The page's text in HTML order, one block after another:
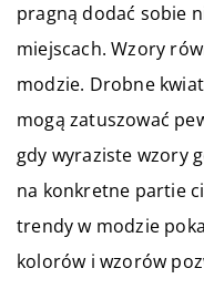
pragną dodać sobie
miejscach. Wzory
modzie. Drobne
mogą zatuszować
gdy wyraziste wzory
na konkretne partie
trendy w modzie
kolorów i wzorów